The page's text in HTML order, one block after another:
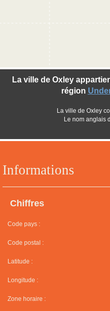
Informations
Chiffres
Code pays :
Code postal :
Latitude :
Longitude :
Zone horaire :
La ville de Oxley
région
La ville de Oxley
Le nom anglais